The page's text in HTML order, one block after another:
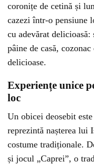
coronițe de cetină și
cazezi într-o pensiune
cu adevărat delicioasă:
pâine de casă,
delicioase.
Experiențe unice
loc
Un obicei deosebit
reprezintă nașterea lui
costume tradiționale.
și jocul „Caprei”, o